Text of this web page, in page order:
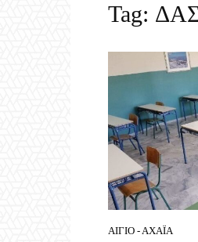
Tag:
ΑΊΓΙΟ - ΑΧΑΪ́Α